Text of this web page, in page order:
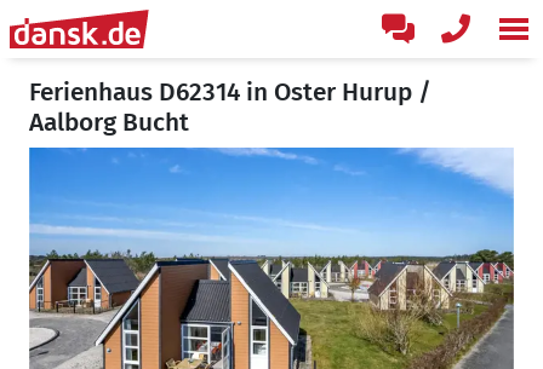
Ferienhaus D62314 in Oster Hurup /
Aalborg Bucht